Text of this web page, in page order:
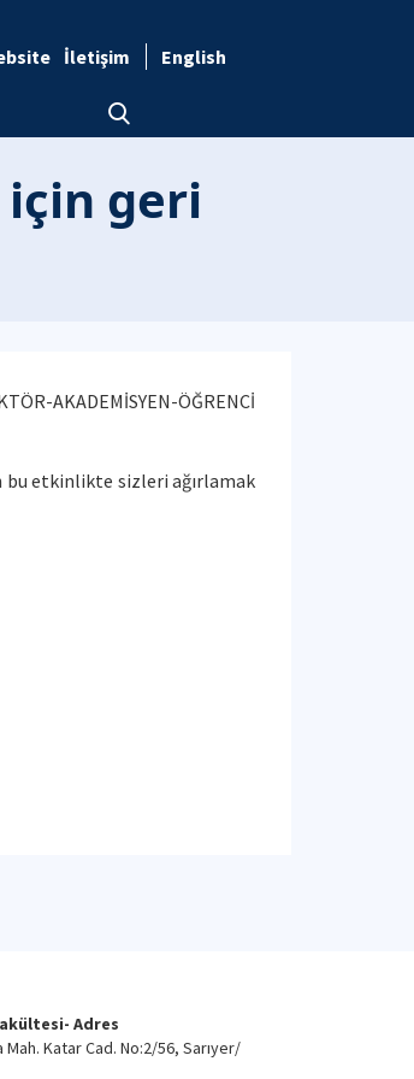
İletişim English
için geri
AKADEMİSYEN-ÖĞRENCİ
etkinlikte sizleri ağırlamak
Adres
Mah. Katar Cad. No:2/56, Sarıyer/